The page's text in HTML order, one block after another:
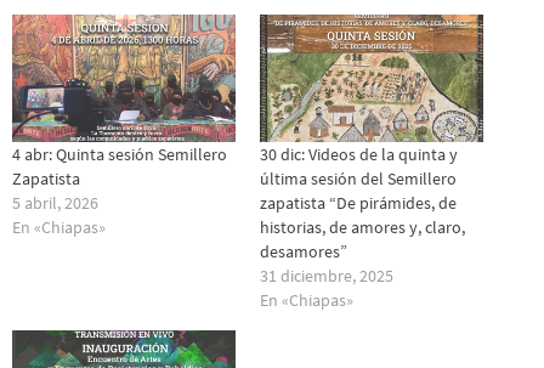
4 abr: Quinta sesión Semillero
Zapatista
5 abril, 2026
En «Chiapas»
30 dic: Videos de la quinta y
última sesión del Semillero
zapatista “De pirámides, de
historias, de amores y, claro,
desamores”
31 diciembre, 2025
En «Chiapas»